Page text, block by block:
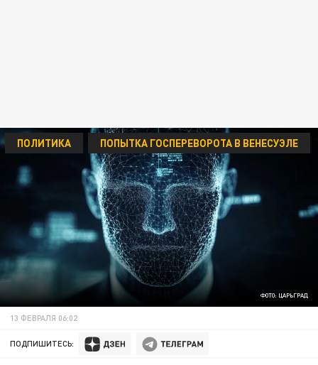
ФОТО: ЦАРЬГРАД
ПОЛИТИКА ПОПЫТКА ГОСПЕРЕВОРОТА В ВЕНЕСУЭЛЕ
13 ФЕВРАЛЯ 06:02
ПОДПИШИТЕСЬ: